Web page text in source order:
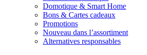
Domotique & Smart Home
Bons & Cartes cadeaux
Promotions
Nouveau dans l’assortiment
Alternatives responsables